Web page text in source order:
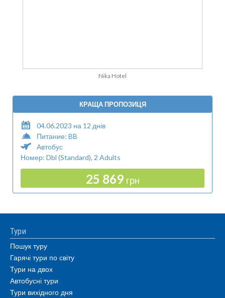
Nika Hotel
КРАЩА ПРОПОЗИЦЯ
04.06.2023 на 12 днів
Питание: BB
Автобус
Номер: Dbl (Standard), 2 Adults
25 869 грн
Тури
Пошук туру
Гарячі тури по світу
Тури на двох
Автобусні тури
Тури вихідного дня